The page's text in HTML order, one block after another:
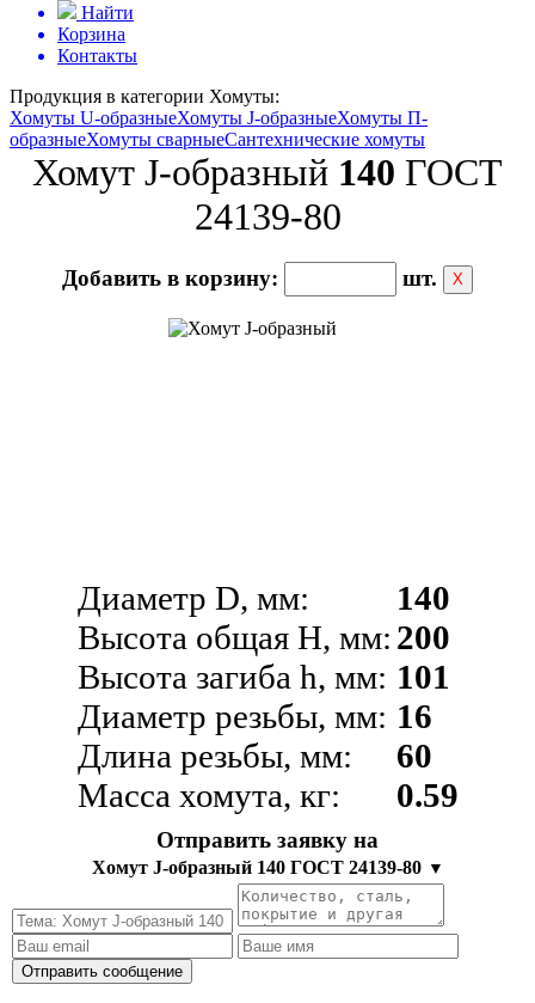
Найти
Корзина
Контакты
Продукция в категории Хомуты:
Хомуты U-образныеХомуты J-образныеХомуты П-
образныеХомуты сварныеСантехнические хомуты
Хомут J-образный 140 ГОСТ
24139-80
Добавить в корзину: шт. Х
Диаметр D, мм:
Высота общая H, мм:
Высота загиба h, мм:
Диаметр резьбы, мм:
Длина резьбы, мм:
Масса хомута, кг:
140
200
101
16
60
0.59
Отправить заявку на
Хомут J-образный 140 ГОСТ 24139-80 ▼